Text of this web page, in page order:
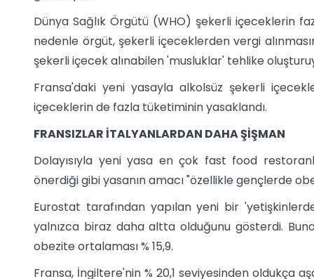
Dünya Sağlık Örgütü (WHO) şekerli içeceklerin
nedenle örgüt, şekerli içeceklerden vergi
şekerli içecek alınabilen 'musluklar' tehlike
Fransa'daki yeni yasayla alkolsüz şekerli
içeceklerin de fazla tüketiminin yasaklandı.
FRANSIZLAR İTALYANLARDAN DAHA ŞİŞMAN
Dolayısıyla yeni yasa en çok fast food
önerdiği gibi yasanın amacı "özellikle gençlerde
Eurostat tarafından yapılan yeni bir
yalnızca biraz daha altta olduğunu gösterdi.
obezite ortalaması % 15,9.
Fransa, İngiltere'nin % 20,1 seviyesinden oldukça